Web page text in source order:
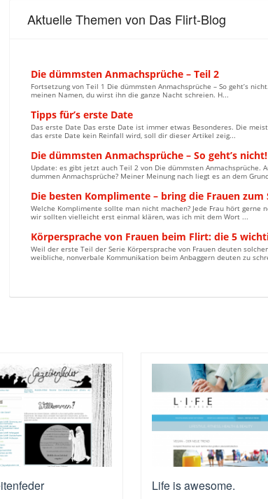
Aktuelle Themen von Das Flirt-Blog
Die dümmsten Anmachsprüche – Teil 2
Fortsetzung von Teil 1 Die dümmsten Anmachsprüche – So geht’s
meinen Namen, du wirst ihn die ganze Nacht schreien. H...
Tipps für’s erste Date
Das erste Date Das erste Date ist immer etwas Besonderes. Die
das erste Date kein Reinfall wird, soll dir dieser Artikel zeig...
Die dümmsten Anmachsprüche – So geht’s nicht!
Update: es gibt jetzt auch Teil 2 von Die dümmsten
dummen Anmachsprüche? Meiner Meinung nach liegt es an dem
Die besten Komplimente – bring die Frauen zum
Welche Komplimente sollte man nicht machen? Jede Frau hört
wir sollten vielleicht erst einmal klären, was ich mit dem Wort ...
Körpersprache von Frauen beim Flirt: die 5
Weil der erste Teil der Serie Körpersprache von Frauen deuten
weibliche, nonverbale Kommunikation beim Anbaggern deuten zu
Life is awesome.